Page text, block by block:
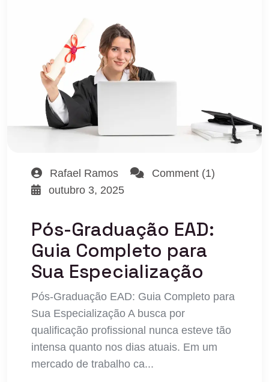
Rafael Ramos
Comment (1)
outubro 3, 2025
Pós-Graduação EAD:
Guia Completo para
Sua Especialização
Pós-Graduação EAD: Guia Completo para
Sua Especialização A busca por
qualificação profissional nunca esteve tão
intensa quanto nos dias atuais. Em um
mercado de trabalho ca...